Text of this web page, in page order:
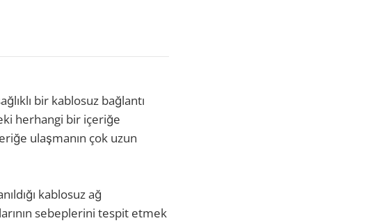
bir kablosuz bağlantı
herhangi bir içeriğe
ulaşmanın çok uzun
kablosuz ağ
sebeplerini tespit etmek